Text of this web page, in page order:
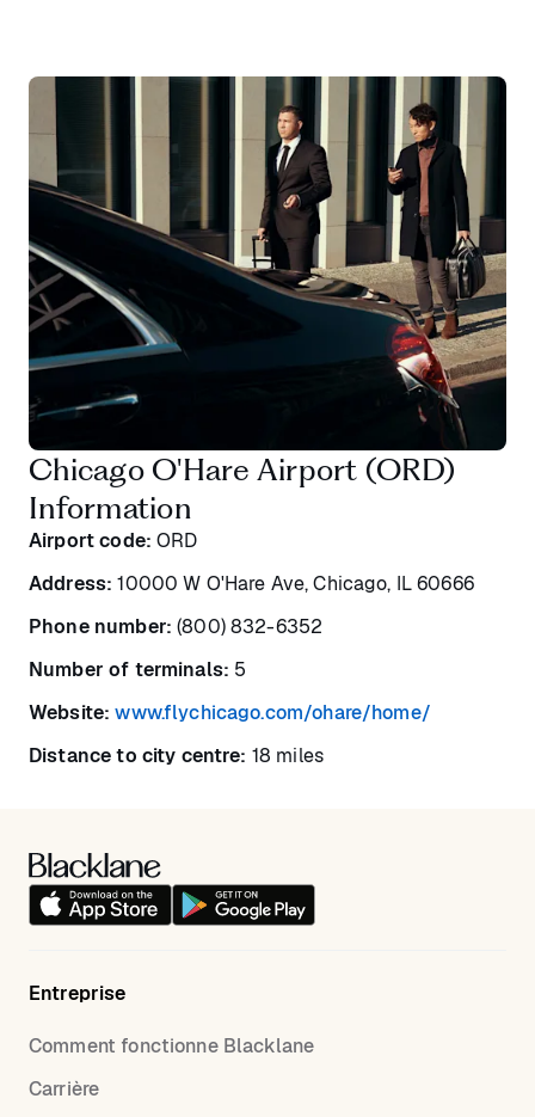
Chicago O'Hare Airport (ORD)
Information
Airport code: ORD
Address: 10000 W O'Hare Ave, Chicago, IL 60666
Phone number: (800) 832-6352
Number of terminals: 5
Website: www.flychicago.com/ohare/home/
Distance to city centre: 18 miles
Entreprise
Comment fonctionne Blacklane
Carrière